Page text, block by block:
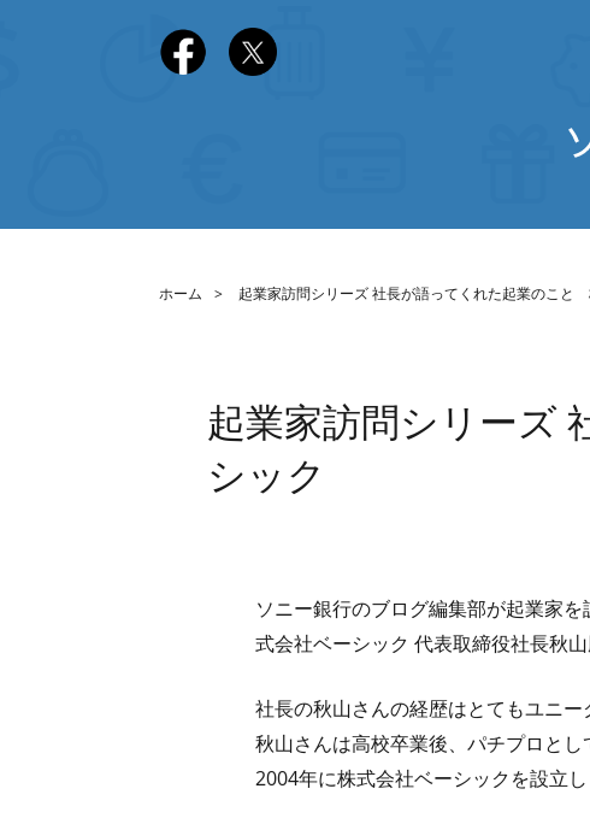
ホーム 起業家訪問シリーズ 社長が語ってくれた起業のこと
起業家訪問シリーズ
シック
ソニー銀行のブログ編集部が起業家
式会社ベーシック 代表取締役社長秋山
社長の秋山さんの経歴はとてもユニー
秋山さんは高校卒業後、パチプロと
2004年に株式会社ベーシックを設立し